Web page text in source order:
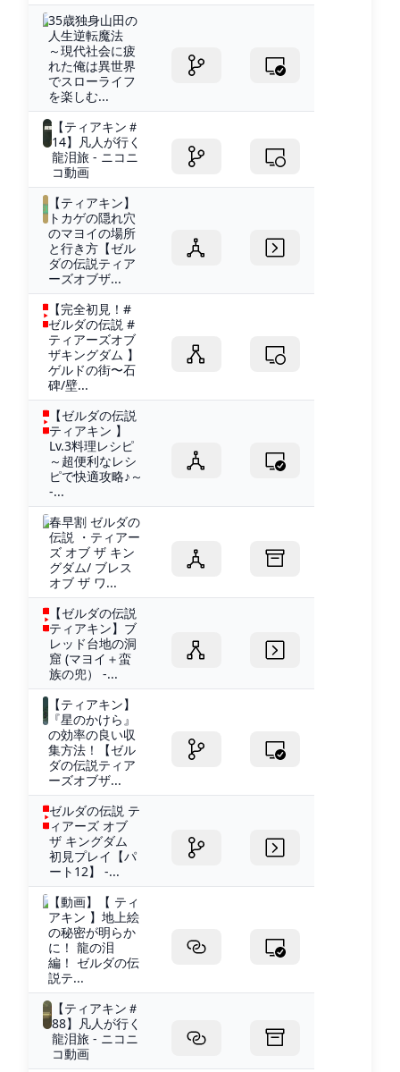
35歳独身山田の
人生逆転魔法
～現代社会に疲
れた俺は異世界
でスローライフ
を楽しむ...
【ティアキン＃
14】凡人が行く
龍泪旅 - ニコニ
コ動画
【ティアキン】
トカゲの隠れ穴
のマヨイの場所
と行き方【ゼル
ダの伝説ティア
ーズオブザ...
【完全初見！#
ゼルダの伝説 #
ティアーズオブ
ザキングダム 】
ゲルドの街〜石
碑/壁...
【ゼルダの伝説
ティアキン 】
Lv.3料理レシピ
～超便利なレシ
ピで快適攻略♪～
-...
春早割 ゼルダの
伝説 ・ティアー
ズ オブ ザ キン
グダム/ ブレス
オブ ザ ワ...
【ゼルダの伝説
ティアキン】ブ
レッド台地の洞
窟 (マヨイ＋蛮
族の兜） -...
【ティアキン】
『星のかけら』
の効率の良い収
集方法！【ゼル
ダの伝説ティア
ーズオブザ...
ゼルダの伝説 テ
ィアーズ オブ
ザ キングダム
初見プレイ【パ
ート12】 -...
【動画】【 ティ
アキン 】地上絵
の秘密が明らか
に！ 龍の泪
編！ ゼルダの伝
説テ...
【ティアキン＃
88】凡人が行く
龍泪旅 - ニコニ
コ動画